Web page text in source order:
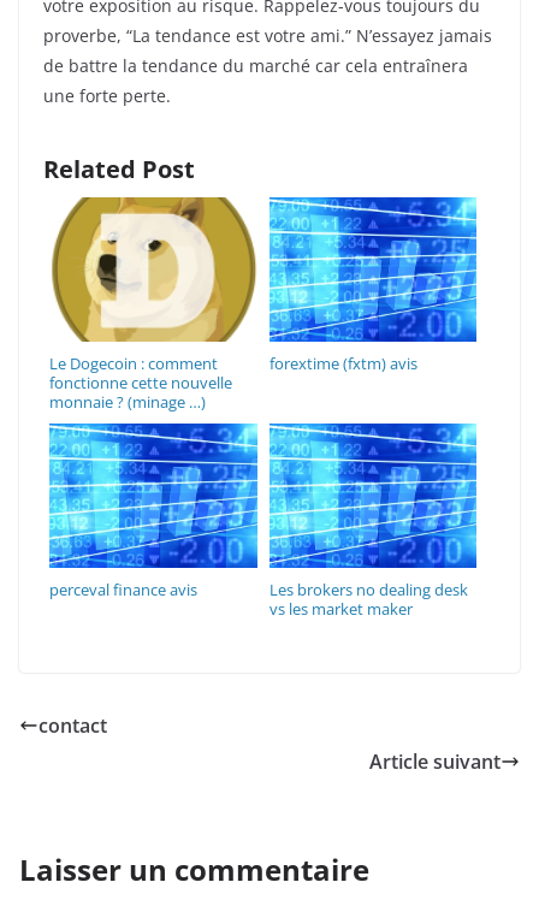
votre exposition au risque. Rappelez-vous toujours du
proverbe, “La tendance est votre ami.” N’essayez jamais
de battre la tendance du marché car cela entraînera
une forte perte.
Related Post
Le Dogecoin : comment
fonctionne cette nouvelle
monnaie ? (minage …)
forextime (fxtm) avis
perceval finance avis
Les brokers no dealing desk
vs les market maker
contact
Article suivant
Laisser un commentaire